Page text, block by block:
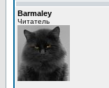
Barmaley
Читатель